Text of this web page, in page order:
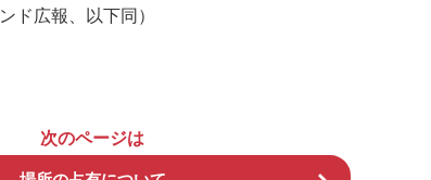
ド広報、以下同）
次のページは